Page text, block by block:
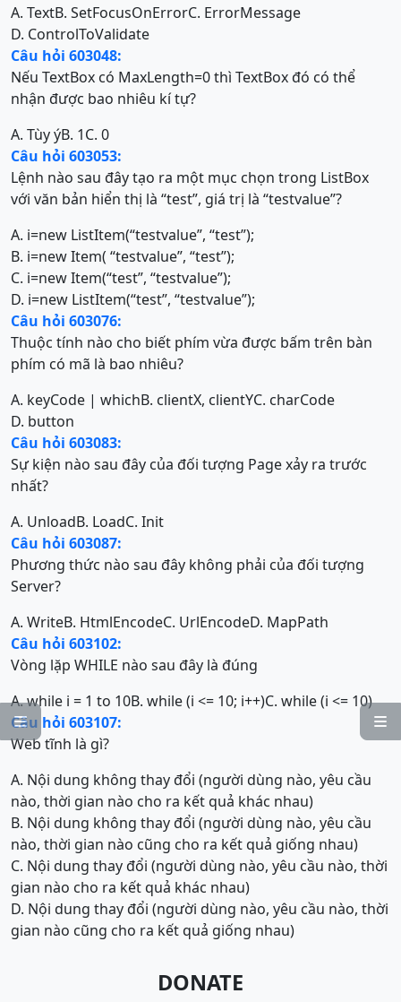


A. TextB. SetFocusOnErrorC. ErrorMessage
D. ControlToValidate
Câu hỏi 603048:
Nếu TextBox có MaxLength=0 thì TextBox đó có thể
nhận được bao nhiêu kí tự?
A. Tùy ýB. 1C. 0
Câu hỏi 603053:
Lệnh nào sau đây tạo ra một mục chọn trong ListBox
với văn bản hiển thị là “test”, giá trị là “testvalue”?
A. i=new ListItem(“testvalue”, “test”);
B. i=new Item( “testvalue”, “test”);
C. i=new Item(“test”, “testvalue”);
D. i=new ListItem(“test”, “testvalue”);
Câu hỏi 603076:
Thuộc tính nào cho biết phím vừa được bấm trên bàn
phím có mã là bao nhiêu?
A. keyCode | whichB. clientX, clientYC. charCode
D. button
Câu hỏi 603083:
Sự kiện nào sau đây của đối tượng Page xảy ra trước
nhất?
A. UnloadB. LoadC. Init
Câu hỏi 603087:
Phương thức nào sau đây không phải của đối tượng
Server?
A. WriteB. HtmlEncodeC. UrlEncodeD. MapPath
Câu hỏi 603102:
Vòng lặp WHILE nào sau đây là đúng
A. while i = 1 to 10B. while (i <= 10; i++)C. while (i <= 10)
Câu hỏi 603107:
Web tĩnh là gì?
A. Nội dung không thay đổi (người dùng nào, yêu cầu
nào, thời gian nào cho ra kết quả khác nhau)
B. Nội dung không thay đổi (người dùng nào, yêu cầu
nào, thời gian nào cũng cho ra kết quả giống nhau)
C. Nội dung thay đổi (người dùng nào, yêu cầu nào, thời
gian nào cho ra kết quả khác nhau)
D. Nội dung thay đổi (người dùng nào, yêu cầu nào, thời
gian nào cũng cho ra kết quả giống nhau)
DONATE